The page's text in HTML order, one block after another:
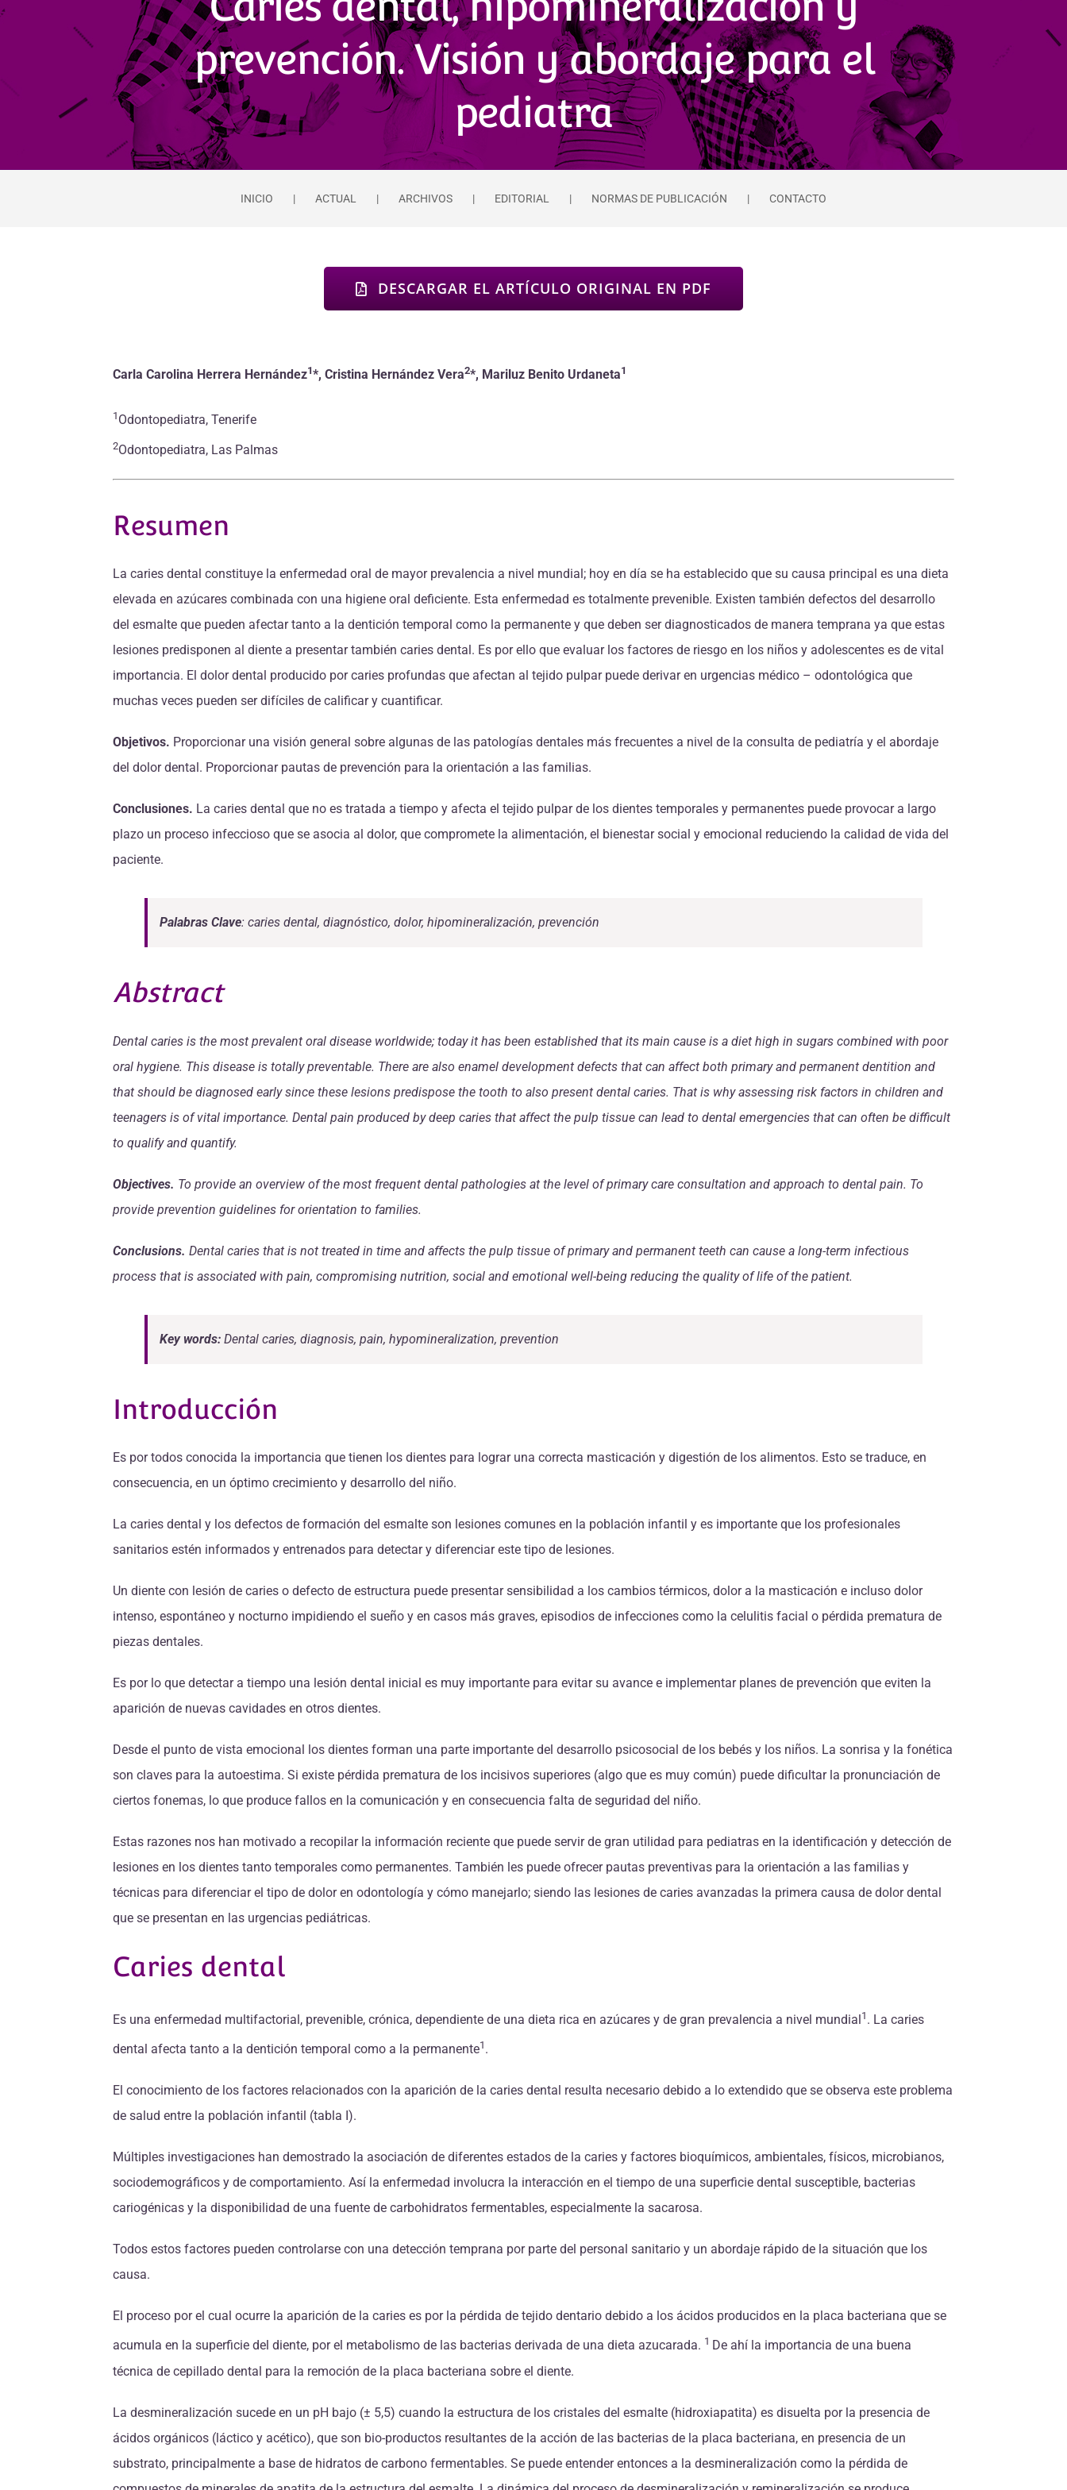
prevención. Visión y abordaje para el
pediatra
INICIO ACTUAL ARCHIVOS EDITORIAL NORMAS DE PUBLICACIÓN CONTACTO
DESCARGAR EL ARTÍCULO ORIGINAL EN PDF
Carla Carolina Herrera Hernández1*, Cristina Hernández Vera2*, Mariluz Benito Urdaneta1
1 Odontopediatra, Tenerife
2Odontopediatra, Las Palmas
Resumen
La caries dental constituye la enfermedad oral de mayor prevalencia a nivel mundial; hoy en día se ha establecido que su causa principal es una dieta
elevada en azúcares combinada con una higiene oral deficiente. Esta enfermedad es totalmente prevenible. Existen también defectos del desarrollo
del esmalte que pueden afectar tanto a la dentición temporal como la permanente y que deben ser diagnosticados de manera temprana ya que estas
lesiones predisponen al diente a presentar también caries dental. Es por ello que evaluar los factores de riesgo en los niños y adolescentes es de vital
importancia. El dolor dental producido por caries profundas que afectan al tejido pulpar puede derivar en urgencias médico – odontológica que
muchas veces pueden ser difíciles de calificar y cuantificar.
Objetivos. Proporcionar una visión general sobre algunas de las patologías dentales más frecuentes a nivel de la consulta de pediatría y el abordaje
del dolor dental. Proporcionar pautas de prevención para la orientación a las familias.
Conclusiones. La caries dental que no es tratada a tiempo y afecta el tejido pulpar de los dientes temporales y permanentes puede provocar a largo
plazo un proceso infeccioso que se asocia al dolor, que compromete la alimentación, el bienestar social y emocional reduciendo la calidad de vida del
paciente.
Palabras Clave: caries dental, diagnóstico, dolor, hipomineralización, prevención
Abstract
Dental caries is the most prevalent oral disease worldwide; today it has been established that its main cause is a diet high in sugars combined with poor
oral hygiene. This disease is totally preventable. There are also enamel development defects that can affect both primary and permanent dentition and
that should be diagnosed early since these lesions predispose the tooth to also present dental caries. That is why assessing risk factors in children and
teenagers is of vital importance. Dental pain produced by deep caries that affect the pulp tissue can lead to dental emergencies that can often be difficult
to qualify and quantify.
Objectives. To provide an overview of the most frequent dental pathologies at the level of primary care consultation and approach to dental pain. To
provide prevention guidelines for orientation to families.
Conclusions. Dental caries that is not treated in time and affects the pulp tissue of primary and permanent teeth can cause a long-term infectious
process that is associated with pain, compromising nutrition, social and emotional well-being reducing the quality of life of the patient.
Key words: Dental caries, diagnosis, pain, hypomineralization, prevention
Introducción
Es por todos conocida la importancia que tienen los dientes para lograr una correcta masticación y digestión de los alimentos. Esto se traduce, en
consecuencia, en un óptimo crecimiento y desarrollo del niño.
La caries dental y los defectos de formación del esmalte son lesiones comunes en la población infantil y es importante que los profesionales
sanitarios estén informados y entrenados para detectar y diferenciar este tipo de lesiones.
Un diente con lesión de caries o defecto de estructura puede presentar sensibilidad a los cambios térmicos, dolor a la masticación e incluso dolor
intenso, espontáneo y nocturno impidiendo el sueño y en casos más graves, episodios de infecciones como la celulitis facial o pérdida prematura de
piezas dentales.
Es por lo que detectar a tiempo una lesión dental inicial es muy importante para evitar su avance e implementar planes de prevención que eviten la
aparición de nuevas cavidades en otros dientes.
Desde el punto de vista emocional los dientes forman una parte importante del desarrollo psicosocial de los bebés y los niños. La sonrisa y la fonética
son claves para la autoestima. Si existe pérdida prematura de los incisivos superiores (algo que es muy común) puede dificultar la pronunciación de
ciertos fonemas, lo que produce fallos en la comunicación y en consecuencia falta de seguridad del niño.
Estas razones nos han motivado a recopilar la información reciente que puede servir de gran utilidad para pediatras en la identificación y detección de
lesiones en los dientes tanto temporales como permanentes. También les puede ofrecer pautas preventivas para la orientación a las familias y
técnicas para diferenciar el tipo de dolor en odontología y cómo manejarlo; siendo las lesiones de caries avanzadas la primera causa de dolor dental
que se presentan en las urgencias pediátricas.
Caries dental
Es una enfermedad multifactorial, prevenible, crónica, dependiente de una dieta rica en azúcares y de gran prevalencia a nivel mundial1 . La caries
dental afecta tanto a la dentición temporal como a la permanente1 .
El conocimiento de los factores relacionados con la aparición de la caries dental resulta necesario debido a lo extendido que se observa este problema
de salud entre la población infantil (tabla I).
Múltiples investigaciones han demostrado la asociación de diferentes estados de la caries y factores bioquímicos, ambientales, físicos, microbianos,
sociodemográficos y de comportamiento. Así la enfermedad involucra la interacción en el tiempo de una superficie dental susceptible, bacterias
cariogénicas y la disponibilidad de una fuente de carbohidratos fermentables, especialmente la sacarosa.
Todos estos factores pueden controlarse con una detección temprana por parte del personal sanitario y un abordaje rápido de la situación que los
causa.
El proceso por el cual ocurre la aparición de la caries es por la pérdida de tejido dentario debido a los ácidos producidos en la placa bacteriana que se
acumula en la superficie del diente, por el metabolismo de las bacterias derivada de una dieta azucarada. 1 De ahí la importancia de una buena
técnica de cepillado dental para la remoción de la placa bacteriana sobre el diente.
La desmineralización sucede en un pH bajo (± 5,5) cuando la estructura de los cristales del esmalte (hidroxiapatita) es disuelta por la presencia de
ácidos orgánicos (láctico y acético), que son bio-productos resultantes de la acción de las bacterias de la placa bacteriana, en presencia de un
substrato, principalmente a base de hidratos de carbono fermentables. Se puede entender entonces a la desmineralización como la pérdida de